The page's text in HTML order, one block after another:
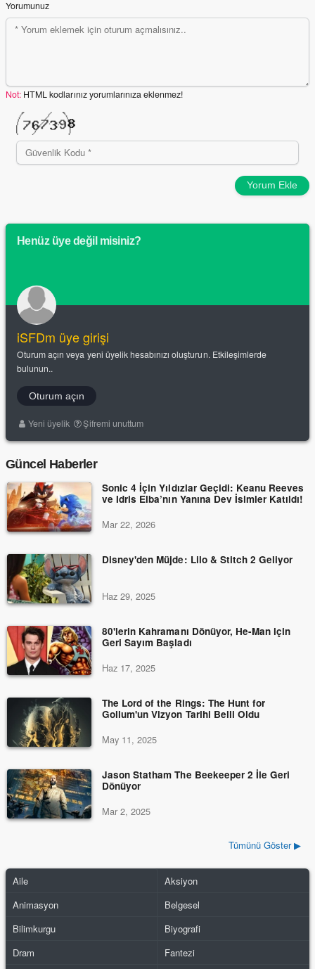
Yorumunuz
Not: HTML kodlarınız yorumlarınıza eklenmez!
Yorum Ekle
Henüz üye değil misiniz?
iSFDm üye girişi
Oturum açın veya yeni üyelik hesabınızı oluşturun. Etkileşimlerde
bulunun..
Oturum açın
Yeni üyelik Şifremi unuttum
Güncel Haberler
Sonic 4 İçin Yıldızlar Geçidi: Keanu Reeves
ve Idris Elba’nın Yanına Dev İsimler Katıldı!
Mar 22, 2026
Disney'den Müjde: Lilo & Stitch 2 Geliyor
Haz 29, 2025
80'lerin Kahramanı Dönüyor, He-Man için
Geri Sayım Başladı
Haz 17, 2025
The Lord of the Rings: The Hunt for
Gollum'un Vizyon Tarihi Belli Oldu
May 11, 2025
Jason Statham The Beekeeper 2 İle Geri
Dönüyor
Mar 2, 2025
Tümünü Göster ▶
Aile
Aksiyon
Animasyon
Belgesel
Bilimkurgu
Biyografi
Dram
Fantezi